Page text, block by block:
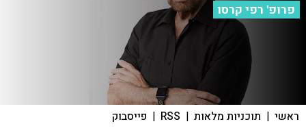
פרופ' רפי קרסו
ראשי | תוכניות מלאות |
RSS
| פייסבוק